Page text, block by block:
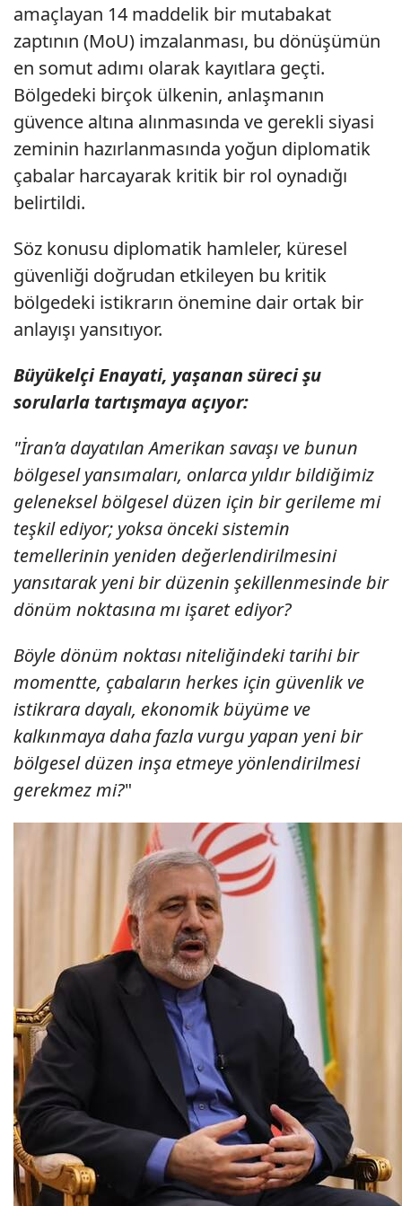
amaçlayan 14 maddelik bir mutabakat
zaptının (MoU) imzalanması, bu dönüşümün
en somut adımı olarak kayıtlara geçti.
Bölgedeki birçok ülkenin, anlaşmanın
güvence altına alınmasında ve gerekli siyasi
zeminin hazırlanmasında yoğun diplomatik
çabalar harcayarak kritik bir rol oynadığı
belirtildi.
Söz konusu diplomatik hamleler, küresel
güvenliği doğrudan etkileyen bu kritik
bölgedeki istikrarın önemine dair ortak bir
anlayışı yansıtıyor.
Büyükelçi Enayati, yaşanan süreci şu
sorularla tartışmaya açıyor:
"İran’a dayatılan Amerikan savaşı ve bunun
bölgesel yansımaları, onlarca yıldır bildiğimiz
geleneksel bölgesel düzen için bir gerileme mi
teşkil ediyor; yoksa önceki sistemin
temellerinin yeniden değerlendirilmesini
yansıtarak yeni bir düzenin şekillenmesinde bir
dönüm noktasına mı işaret ediyor?
Böyle dönüm noktası niteliğindeki tarihi bir
momentte, çabaların herkes için güvenlik ve
istikrara dayalı, ekonomik büyüme ve
kalkınmaya daha fazla vurgu yapan yeni bir
bölgesel düzen inşa etmeye yönlendirilmesi
gerekmez mi?"